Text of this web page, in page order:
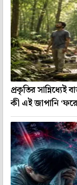
প্রকৃতির সান্নিধ্যেই
কী এই জাপানি